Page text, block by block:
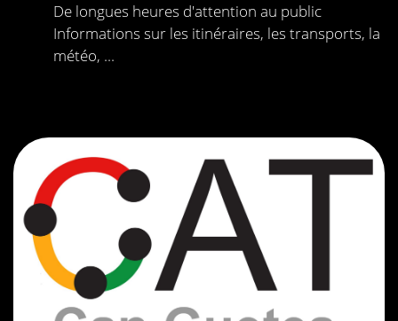
De longues heures d'attention au public
Informations sur les itinéraires, les transports, la
météo, ...